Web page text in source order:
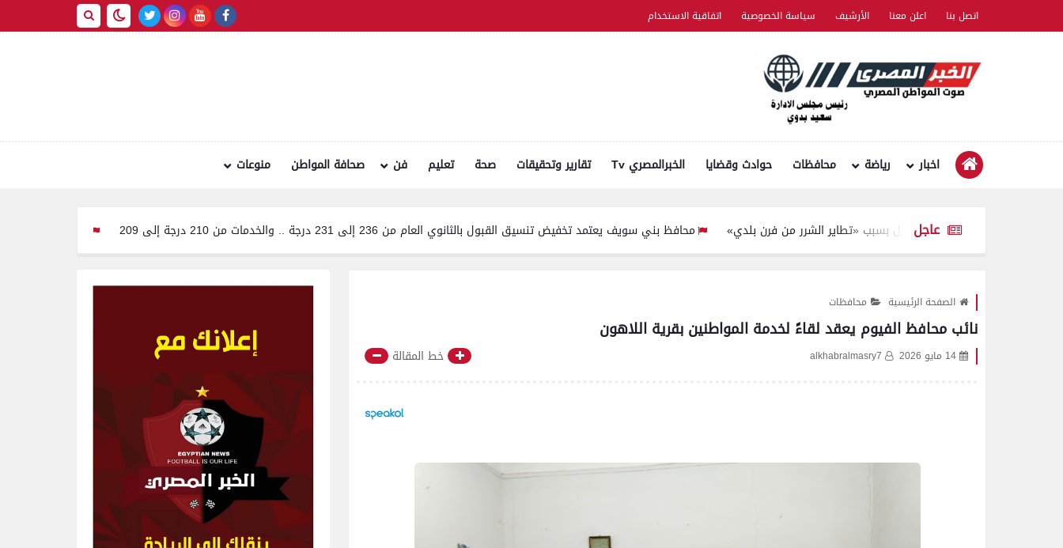
اتصل بنا اعلن معنا الأرشيف سياسة الخصوصية اتفاقية الاستخدام
اخبار رياضة محافظات حوادث وقضايا الخبرالمصري Tv تقارير وتحقيقات صحة تعليم فن صحافة المواطن منوعات
عاجل
إخماد حريق في منزل بسبب «تطاير الشرر من فرن بلدي» محافظ بني سويف يعتمد تخفيض تنسيق القبول بالثانوي العام من 236 إلى 231 درجة .. والخدمات من 210 درجة إلى 209 تموين الفيوم: ضبط سيارة محملة بـ 260 كيلو لحوم مفرومة غير صالحة
الصفحة الرئيسية محافظات
نائب محافظ الفيوم يعقد لقاءً لخدمة المواطنين بقرية اللاهون
14 مايو 2026 alkhabralmasry7 خط المقالة